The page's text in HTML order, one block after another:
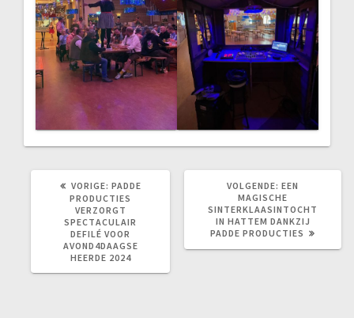
VORIGE: VORIG
BERICHT:
PADDE
PRODUCTIES
VERZORGT
SPECTACULAIR
DEFILÉ VOOR
AVOND4DAAGSE
HEERDE 2024
VOLGENDE: VOLGEND
BERICHT:
EEN
MAGISCHE
SINTERKLAASINTOCHT
IN HATTEM DANKZIJ
PADDE PRODUCTIES